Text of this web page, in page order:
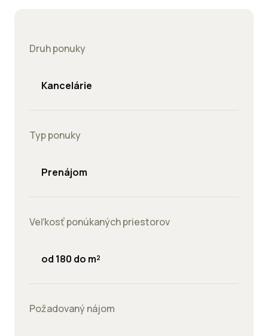
Druh ponuky
Kancelárie
Typ ponuky
Prenájom
Veľkosť ponúkaných priestorov
od 180 do m²
Požadovaný nájom